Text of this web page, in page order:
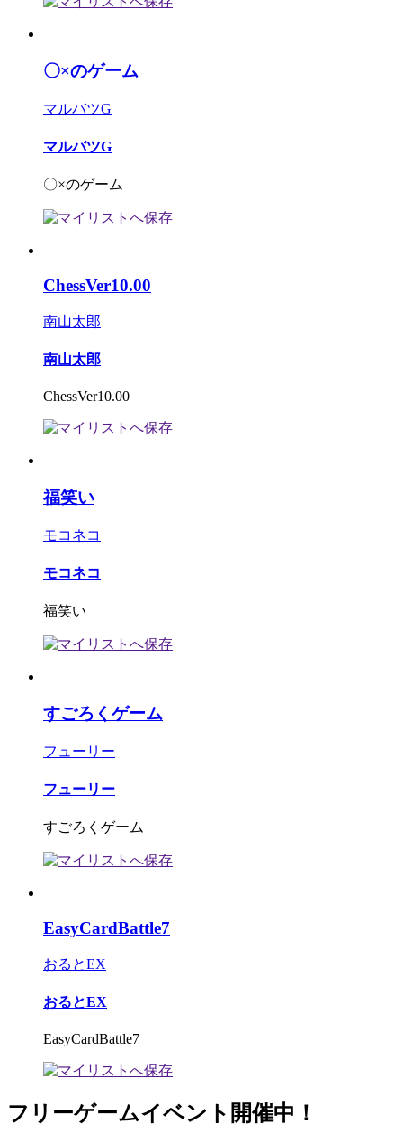
〇×のゲーム
マルバツG
マルバツG
〇×のゲーム
ChessVer10.00
南山太郎
南山太郎
ChessVer10.00
福笑い
モコネコ
モコネコ
福笑い
すごろくゲーム
フューリー
フューリー
すごろくゲーム
EasyCardBattle7
おるとEX
おるとEX
EasyCardBattle7
フリーゲームイベント開催中！